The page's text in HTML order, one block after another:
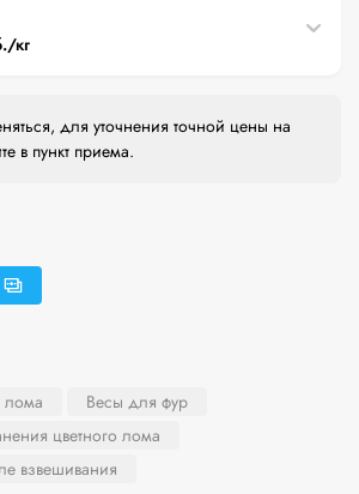
кг
для уточнения точной цены на
в пункт приема.
лома
Весы для фур
цветного лома
взвешивания